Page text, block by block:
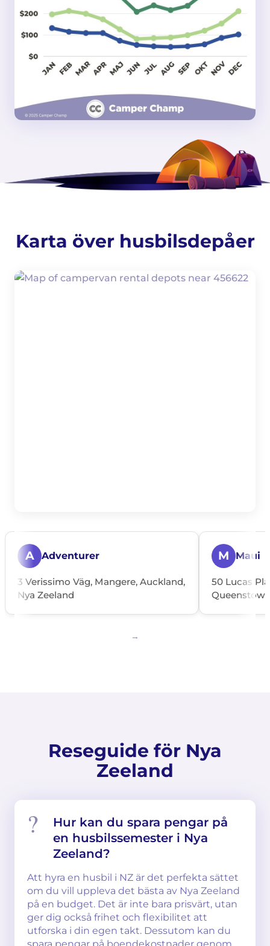
Karta över husbilsdepåer
A Adventurer
3 Verissimo Väg, Mangere, Auckland,
Nya Zeeland
M Maui
50 Lucas
Reseguide för Nya
Zeeland
Hur kan du spara pengar på
en husbilssemester i Nya
Zeeland?
Att hyra en husbil i NZ är det perfekta sättet
om du vill uppleva det bästa av Nya Zeeland
på en budget. Det är inte bara prisvärt, utan
ger dig också frihet och flexibilitet att
utforska i din egen takt. Dessutom kan du
spara pengar på boendekostnader genom